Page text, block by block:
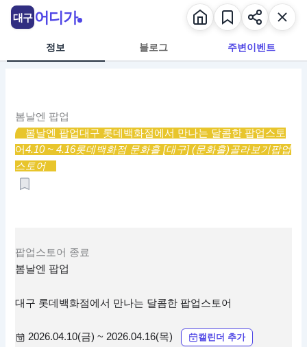
정보 블로그 주변이벤트
봄날엔 팝업
봄날엔 팝업대구 롯데백화점에서 만나는 달콤한 팝업스토
어4.10 ~ 4.16롯데백화점 문화홀 [대구] (문화홀)골라보기팝업
스토어
팝업스토어 종료
봄날엔 팝업
대구 롯데백화점에서 만나는 달콤한 팝업스토어
2026.04.10(금) ~ 2026.04.16(목) 캘린더 추가
대구 어디가